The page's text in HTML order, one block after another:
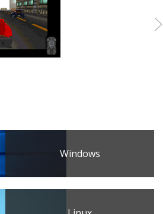
Windows